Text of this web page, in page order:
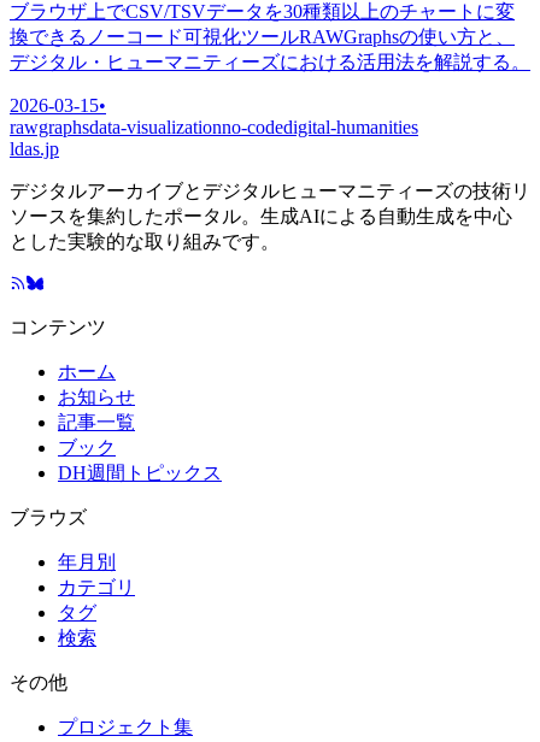
ブラウザ上でCSV/TSVデータを30種類以上のチャートに変
換できるノーコード可視化ツールRAWGraphsの使い方と、
デジタル・ヒューマニティーズにおける活用法を解説する。
2026-03-15•
rawgraphsdata-visualizationno-codedigital-humanities
ldas.jp
デジタルアーカイブとデジタルヒューマニティーズの技術リ
ソースを集約したポータル。生成AIによる自動生成を中心
とした実験的な取り組みです。
コンテンツ
ホーム
お知らせ
記事一覧
ブック
DH週間トピックス
ブラウズ
年月別
カテゴリ
タグ
検索
その他
プロジェクト集